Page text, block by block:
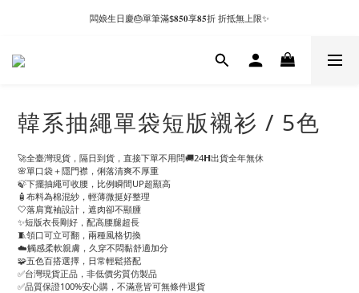
闆娘生日慶🎂單筆滿$𝟖𝟓𝟎享𝟖𝟓折 折抵無上限✨
韓系抽繩單袋短版襯衫 / 5色
🚀全臺灣現貨，隔日到貨，直接下單不用問🚚24𝗛出貨全年無休
🌸單口袋＋隱門襟，俐落清爽不厚重
🍃下擺抽繩可收腰，比例瞬間UP超顯高
🧴布料為棉混紗，輕薄微挺好整理
🤍落肩寬袖設計，遮肉卻不顯腫
✨短版衣長剛好，配高腰腿超長
🧵領口可立可翻，兩種風格切換
☁️觸感柔軟親膚，久穿不悶黏舒適加分
🧩五色百搭選擇，日常輕鬆搭配
✅台灣現貨正品，非低價劣質仿製品
✅品質保證100%安心購，不滿意皆可無條件退貨